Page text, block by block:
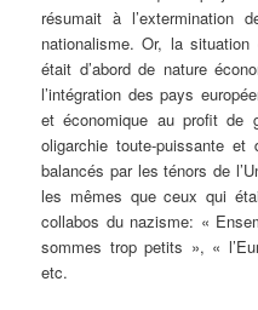
résumait à
nationalisme. Or, la
était d’abord de nature
l’intégration des pays
et économique au profit de
oligarchie toute-puissante
balancés par les ténors de
les mêmes que ceux qui
collabos du nazisme: «
sommes trop petits », «
etc.